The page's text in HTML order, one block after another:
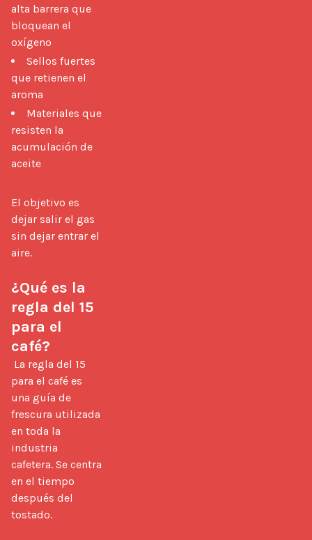
alta barrera que
bloquean el
oxígeno
Sellos fuertes
que retienen el
aroma
Materiales que
resisten la
acumulación de
aceite
El objetivo es
dejar salir el gas
sin dejar entrar el
aire.
¿Qué es la
regla del 15
para el
café?
para el café es
una guía de
frescura utilizada
en toda la
industria
cafetera. Se centra
en el tiempo
después del
tostado.